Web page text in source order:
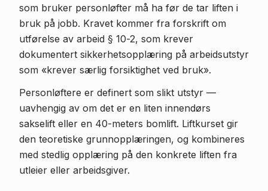
som bruker personløfter må ha før de tar liften i
bruk på jobb. Kravet kommer fra forskrift om
utførelse av arbeid § 10-2, som krever
dokumentert sikkerhetsopplæring på arbeidsutstyr
som «krever særlig forsiktighet ved bruk».
Personløftere er definert som slikt utstyr —
uavhengig av om det er en liten innendørs
sakselift eller en 40-meters bomlift. Liftkurset gir
den teoretiske grunnopplæringen, og kombineres
med stedlig opplæring på den konkrete liften fra
utleier eller arbeidsgiver.